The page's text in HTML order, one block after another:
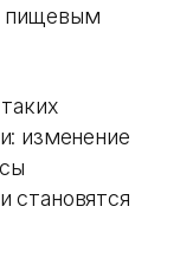
пищевым
изменение
становятся